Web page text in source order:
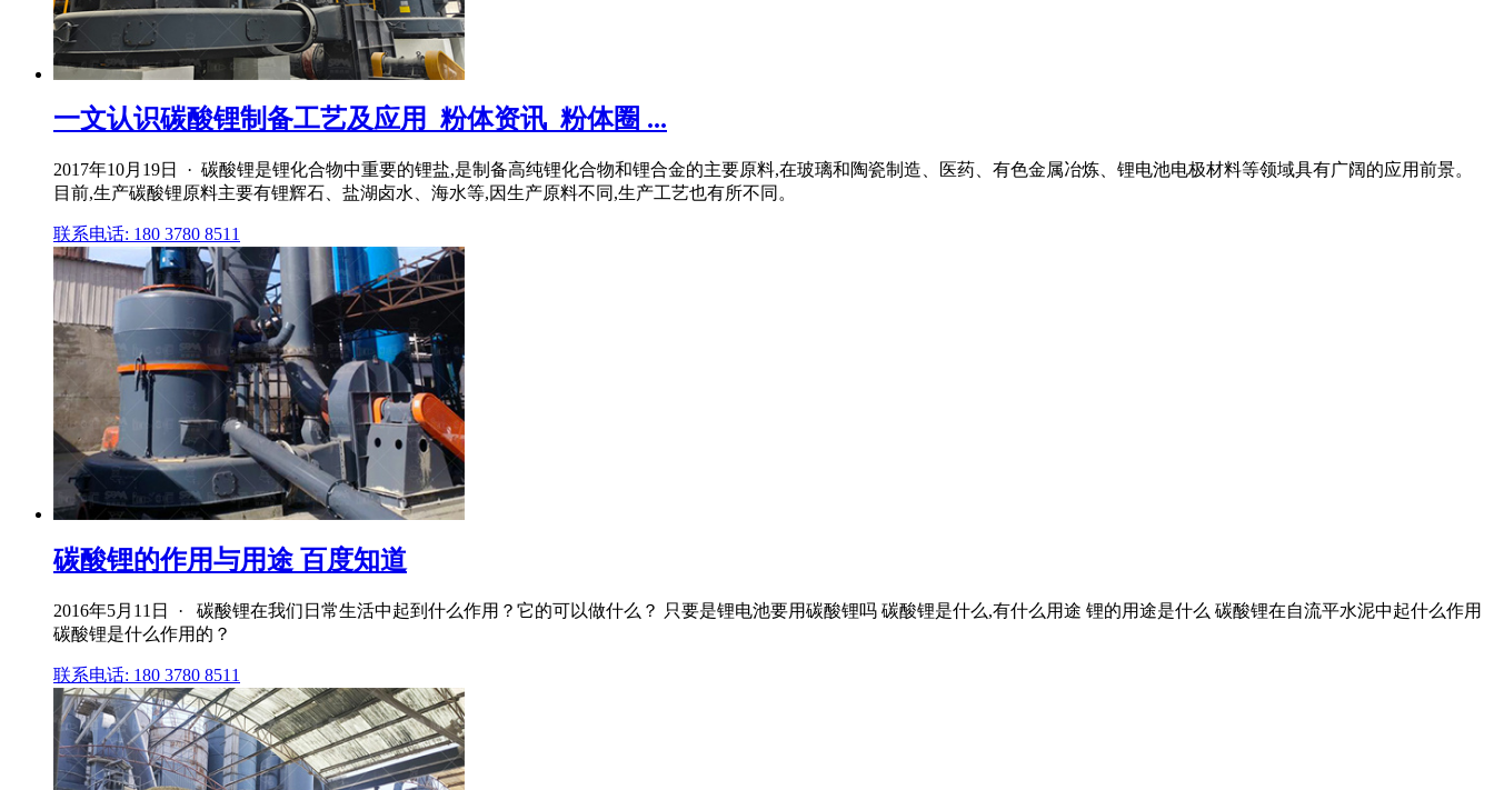
一文认识碳酸锂制备工艺及应用_粉体资讯_粉体圈 ...
2017年10月19日 · 碳酸锂是锂化合物中重要的锂盐,是制备高纯锂化合物和锂合金的主要原料,在玻璃和陶瓷制造、医药、有色金属冶炼、锂电池电极材料等领域具有广阔的应用前景。
目前,生产碳酸锂原料主要有锂辉石、盐湖卤水、海水等,因生产原料不同,生产工艺也有所不同。
联系电话: 180 3780 8511
碳酸锂的作用与用途 百度知道
2016年5月11日 · 碳酸锂在我们日常生活中起到什么作用？它的可以做什么？ 只要是锂电池要用碳酸锂吗 碳酸锂是什么,有什么用途 锂的用途是什么 碳酸锂在自流平水泥中起什么作用
碳酸锂是什么作用的？
联系电话: 180 3780 8511